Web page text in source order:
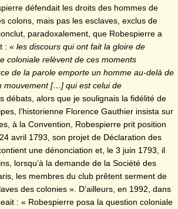
défendait les droits des hommes de
colons, mais pas les esclaves, exclus de
paradoxalement, que Robespierre a
: « les discours qui ont fait la gloire de
coloniale relèvent de ces moments
de la parole emporte un homme au-delà de
mouvement […] qui est celui de
débats, alors que je soulignais la fidélité de
l’historienne Florence Gauthier insista sur
à la Convention, Robespierre prit position
avril 1793, son projet de Déclaration des
une dénonciation et, le 3 juin 1793, il
lorsqu’à la demande de la Société des
les membres du club prêtent serment de
des colonies ». D’ailleurs, en 1992, dans
: « Robespierre posa la question coloniale